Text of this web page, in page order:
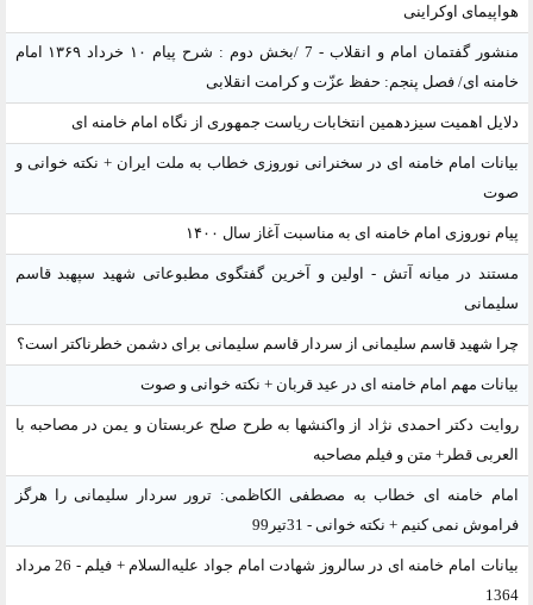
هواپیمای اوکراینی
منشور گفتمان امام و انقلاب - 7 /بخش دوم : شرح پیام ۱۰ خرداد ۱۳۶۹ امام
خامنه ای/ فصل پنجم: حفظ عزّت و کرامت انقلابی
دلایل اهمیت سیزدهمین انتخابات ریاست جمهوری از نگاه امام خامنه ای
بیانات امام خامنه ای در سخنرانی نوروزی خطاب به ملت ایران + نکته خوانی و
صوت
پیام نوروزی امام خامنه ای به مناسبت آغاز سال ۱۴۰۰
مستند در میانه آتش - اولین و آخرین گفتگوی مطبوعاتی شهید سپهبد قاسم
سلیمانی
چرا شهید قاسم سلیمانی از سردار قاسم سلیمانی برای دشمن خطرناکتر است؟
بیانات مهم امام خامنه ای در عید قربان + نکته خوانی و صوت
روایت دکتر احمدی نژاد از واکنشها به طرح صلح عربستان و یمن در مصاحبه با
العربی قطر+ متن و فیلم مصاحبه
امام خامنه ای خطاب به مصطفی الکاظمی: ترور سردار سلیمانی را هرگز
فراموش نمی کنیم + نکته خوانی - 31تیر99
بیانات امام خامنه ای در سالروز شهادت امام جواد علیه‌السلام + فیلم - 26 مرداد
1364